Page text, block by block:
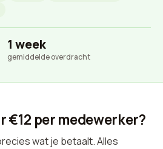
1 week
gemiddelde overdracht
€12 per medewerker?
wat je betaalt. Alles